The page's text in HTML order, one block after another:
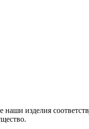
наши изделия